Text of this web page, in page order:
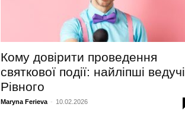
Кому довірити проведення
святкової події: найліпші ведучі
Рівного
Maryna Ferieva - 10.02.2026